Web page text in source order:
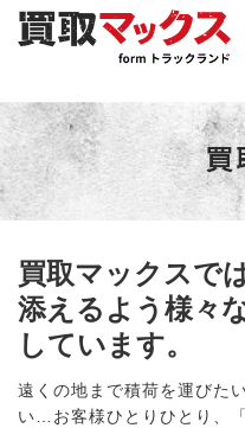
トラック買取なら買取マックス
買取マックスで
添えるよう様々
しています。
遠くの地まで積荷を運びた
い…お客様ひとりひとり、